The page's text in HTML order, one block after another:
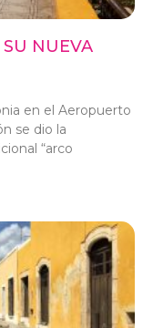
NUEVA
en el Aeropuerto
se dio la
“arco